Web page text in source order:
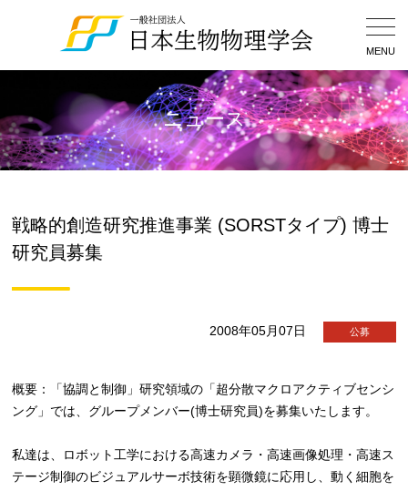
MENU
ニュース
戦略的創造研究推進事業 (SORSTタイプ) 博士
研究員募集
2008年05月07日 公募
概要：「協調と制御」研究領域の「超分散マクロアクティブセンシ
ング」では、グループメンバー(博士研究員)を募集いたします。
私達は、ロボット工学における高速カメラ・高速画像処理・高速ス
テージ制御のビジュアルサーボ技術を顕微鏡に応用し、動く細胞を